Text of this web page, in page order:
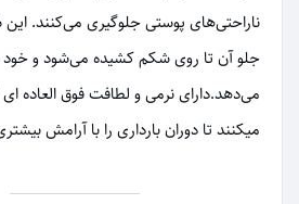
ناراحتی‌های پوستی جلوگیری می‌کنند.
جلو آن تا روی شکم کشیده می‌شود و
می‌دهد.دارای نرمی و لطافت فوق العاده
میکنند تا دوران بارداری را با آرامش